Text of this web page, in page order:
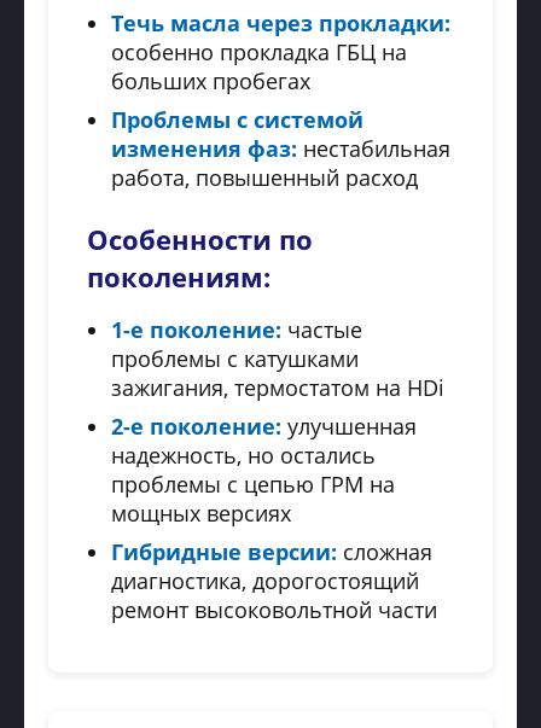
Течь масла через прокладки:
особенно прокладка ГБЦ на
больших пробегах
Проблемы с системой
изменения фаз: нестабильная
работа, повышенный расход
Особенности по
поколениям:
1-е поколение: частые
проблемы с катушками
зажигания, термостатом на HDi
2-е поколение: улучшенная
надежность, но остались
проблемы с цепью ГРМ на
мощных версиях
Гибридные версии: сложная
диагностика, дорогостоящий
ремонт высоковольтной части